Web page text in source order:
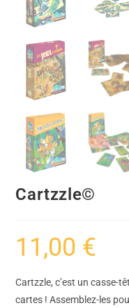
Cartzzle©
11,00 €
Cartzzle, c’est un casse-
cartes ! Assemblez-les